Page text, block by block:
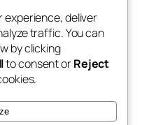
略杂志
experience, deliver
traffic. You can
by clicking
to consent orReject